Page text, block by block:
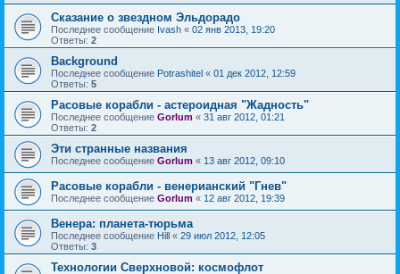
Сказание о звездном Эльдорадо
Последнее сообщение Ivash « 02 янв 2013, 19:20
Ответы: 2
Background
Последнее сообщение Potrashitel « 01 дек 2012, 12:59
Ответы: 5
Расовые корабли - астероидная "Жадность"
Последнее сообщение Gorlum « 31 авг 2012, 01:21
Ответы: 2
Эти странные названия
Последнее сообщение Gorlum « 13 авг 2012, 09:10
Расовые корабли - венерианский "Гнев"
Последнее сообщение Gorlum « 12 авг 2012, 19:39
Венера: планета-тюрьма
Последнее сообщение Hill « 29 июл 2012, 12:05
Ответы: 3
Технологии Сверхновой: космофлот